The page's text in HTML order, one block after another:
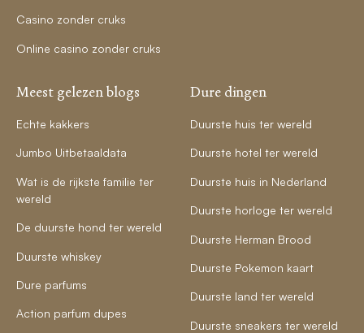
Casino zonder cruks
Online casino zonder cruks
Meest gelezen blogs
Echte kakkers
Jumbo Uitbetaaldata
Wat is de rijkste familie ter
wereld
De duurste hond ter wereld
Duurste whiskey
Dure parfums
Action parfum dupes
Dure dingen
Duurste huis ter wereld
Duurste hotel ter wereld
Duurste huis in Nederland
Duurste horloge ter wereld
Duurste Herman Brood
Duurste Pokemon kaart
Duurste land ter wereld
Duurste sneakers ter wereld